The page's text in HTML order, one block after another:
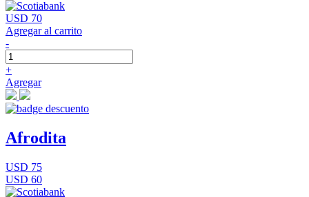
USD 70
Agregar al carrito
-
+
Agregar
Afrodita
USD 75
USD 60